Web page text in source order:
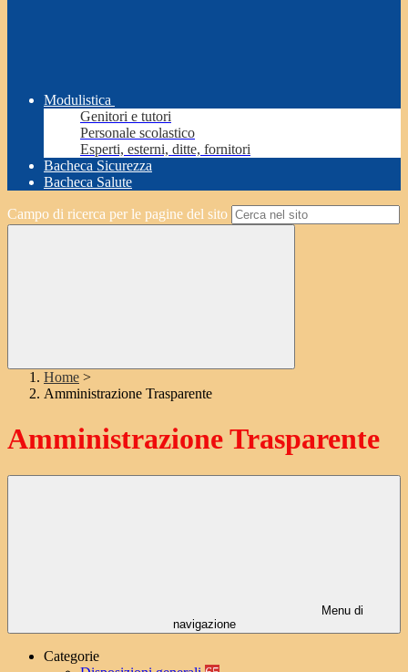
Modulistica
Genitori e tutori
Personale scolastico
Esperti, esterni, ditte, fornitori
Bacheca Sicurezza
Bacheca Salute
Campo di ricerca per le pagine del sito
Home >
Amministrazione Trasparente
Amministrazione Trasparente
Menu di
navigazione
Categorie